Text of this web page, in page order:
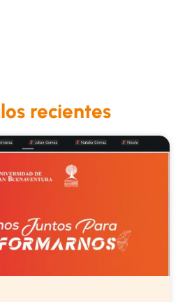
recientes